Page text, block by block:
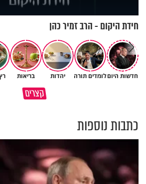
חידת היקום - הרב זמיר כהן
חדשות היוםלומדים תורה יהדות בריאות
קצרים
כיצד ניתן להרחיב דעתו של
כתבות נוספות